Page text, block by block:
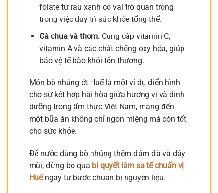
folate từ rau xanh có vai trò quan trọng
trong việc duy trì sức khỏe tổng thể.
Cà chua và thơm:Cung cấp vitamin C,
vitamin A và các chất chống oxy hóa, giúp
bảo vệ tế bào khỏi tổn thương.
Món bò nhúng ớt Huế là một ví dụ điển hình
cho sự kết hợp hài hòa giữa hương vị và dinh
dưỡng trong ẩm thực Việt Nam, mang đến
một bữa ăn không chỉ ngon miệng mà còn tốt
cho sức khỏe.
Để nước dùng bò nhúng thêm đậm đà và dậy
mùi, đừng bỏ qua bí quyết làm sa tế chuẩn vị
Huếngay từ bước chuẩn bị nguyên liệu.